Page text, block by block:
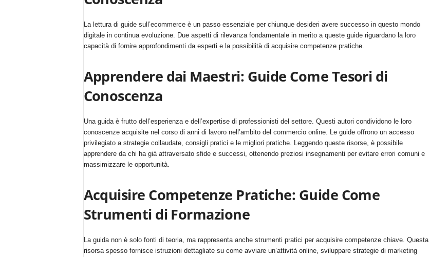
a
a
z
i
d
e
r
o
f
e
s
o
n
t
La lettura di guide sull’ecommerce è un passo essenziale per chiunque desideri avere successo in questo mondo
digitale in continua evoluzione. Due aspetti di rilevanza fondamentale in merito a queste guide riguardano la loro
capacità di fornire approfondimenti da esperti e la possibilità di acquisire competenze pratiche.
Apprendere dai Maestri: Guide Come Tesori di
Conoscenza
Una guida è frutto dell’esperienza e dell’expertise di professionisti del settore. Questi autori condividono le loro
conoscenze acquisite nel corso di anni di lavoro nell’ambito del commercio online. Le guide offrono un accesso
privilegiato a strategie collaudate, consigli pratici e le migliori pratiche. Leggendo queste risorse, è possibile
apprendere da chi ha già attraversato sfide e successi, ottenendo preziosi insegnamenti per evitare errori comuni e
massimizzare le opportunità.
Acquisire Competenze Pratiche: Guide Come
Strumenti di Formazione
La guida non è solo fonti di teoria, ma rappresenta anche strumenti pratici per acquisire competenze chiave. Questa
risorsa spesso fornisce istruzioni dettagliate su come avviare un’attività online, sviluppare strategie di marketing